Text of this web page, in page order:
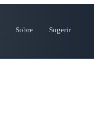
Sobre
Sugerir